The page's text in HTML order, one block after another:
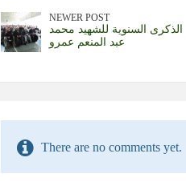
NEWER POST
الذكرى السنوية للشهيد محمد
عبد المنعم عمرو
There are no comments yet.